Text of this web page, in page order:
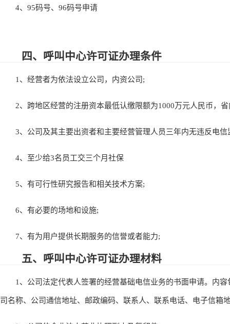
4、95码号、96码号申请
四、呼叫中心许可证办理条件
1、经营者为依法设立公司，内资公司;
2、跨地区经营的注册资本最低认缴限额为1000万元人民币，省
3、公司及其主要出资者和主要经营管理人员三年内无违反电信
4、至少给3名员工交三个月社保
5、有可行性研究报告和相关技术方案;
6、有必要的场地和设施;
7、有为用户提供长期服务的信誉或者能力;
五、呼叫中心许可证办理材料
1、公司法定代表人签署的经营基础电信业务的书面申请。内容
司名称、公司通信地址、邮政编码、联系人、联系电话、电子信箱